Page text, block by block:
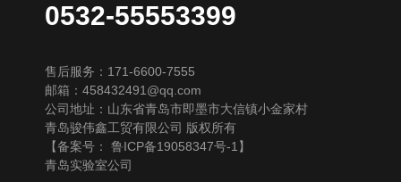
0532-55553399
售后服务：171-6600-7555
邮箱：458432491@qq.com
公司地址：山东省青岛市即墨市大信镇小金家村
青岛骏伟鑫工贸有限公司 版权所有
【备案号： 鲁ICP备19058347号-1】
青岛实验室公司